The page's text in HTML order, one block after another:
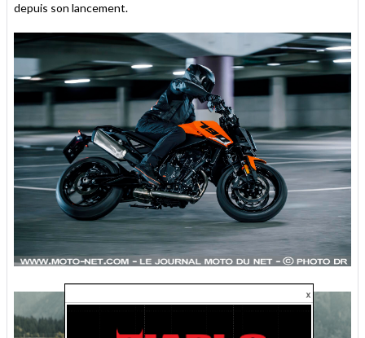
depuis son lancement.